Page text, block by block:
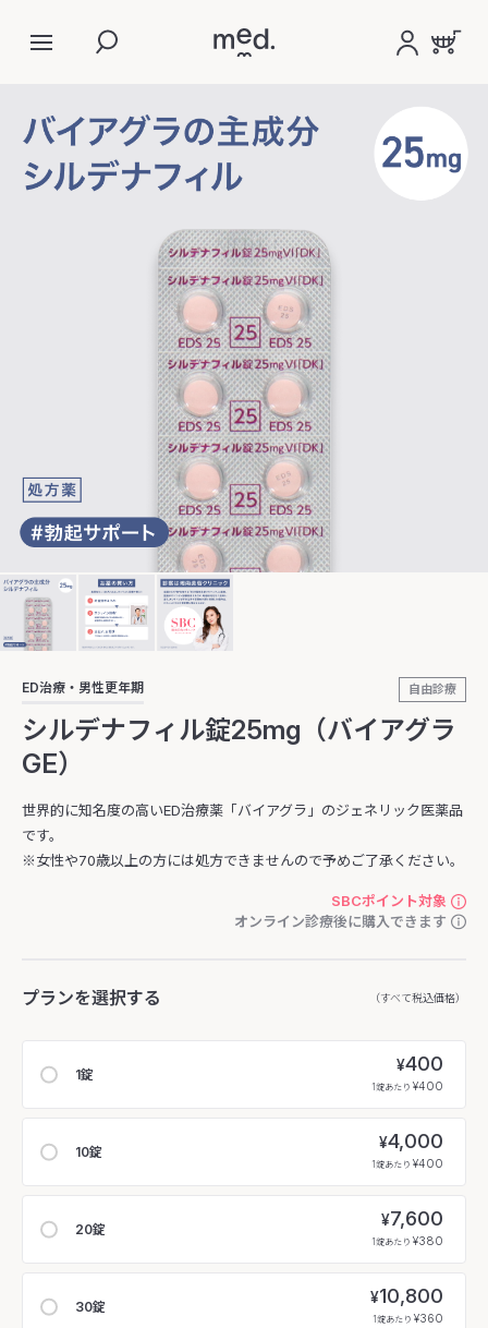
自由診療
ED治療・男性更年期
シルデナフィル錠25mg（バイアグラ
GE）
世界的に知名度の高いED治療薬「バイアグラ」のジェネリック医薬品
です。
※女性や70歳以上の方には処方できませんので予めご了承ください。
SBCポイント対象
オンライン診療後に購入できます
プランを選択する （すべて税込価格）
1錠
¥400
1錠あたり ¥400
10錠
¥4,000
1錠あたり ¥400
20錠
¥7,600
1錠あたり ¥380
30錠
¥10,800
1錠あたり ¥360